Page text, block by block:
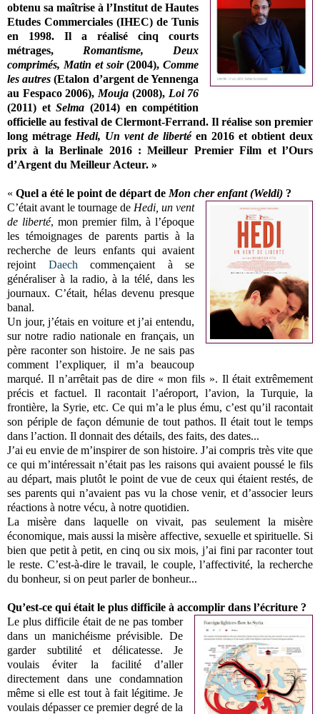
obtenu sa maîtrise à l’Institut de Hautes
Etudes Commerciales (IHEC) de Tunis
en 1998. Il a réalisé cinq courts
métrages, Romantisme, Deux
comprimés, Matin et soir(2004),Comme
les autres(Etalon d’argent de Yennenga
au Fespaco 2006), Mouja (2008), Loi 76
(2011) etSelma (2014) en compétition
officielle au festival de Clermont-Ferrand. Il réalise son premier
long métrage Hedi, Un vent de libertéen 2016 et obtient deux
prix à la Berlinale 2016 : Meilleur Premier Film et l’Ours
d’Argent du Meilleur Acteur. »
« Quel a été le point de départ de Mon cher enfant (Weldi) ?
C’était avant le tournage de Hedi, un vent
de liberté, mon premier film, à l’époque
les témoignages de parents partis à la
recherche de leurs enfants qui avaient
rejoint Daech commençaient à se
généraliser à la radio, à la télé, dans les
journaux. C’était, hélas devenu presque
banal.
Un jour, j’étais en voiture et j’ai entendu,
sur notre radio nationale en français, un
père raconter son histoire. Je ne sais pas
comment l’expliquer, il m’a beaucoup
marqué. Il n’arrêtait pas de dire « mon fils ». Il était extrêmement
précis et factuel. Il racontait l’aéroport, l’avion, la Turquie, la
frontière, la Syrie, etc. Ce qui m’a le plus ému, c’est qu’il racontait
son périple de façon démunie de tout pathos. Il était tout le temps
dans l’action. Il donnait des détails, des faits, des dates...
J’ai eu envie de m’inspirer de son histoire. J’ai compris très vite que
ce qui m’intéressait n’était pas les raisons qui avaient poussé le fils
au départ, mais plutôt le point de vue de ceux qui étaient restés, de
ses parents qui n’avaient pas vu la chose venir, et d’associer leurs
réactions à notre vécu, à notre quotidien.
La misère dans laquelle on vivait, pas seulement la misère
économique, mais aussi la misère affective, sexuelle et spirituelle. Si
bien que petit à petit, en cinq ou six mois, j’ai fini par raconter tout
le reste. C’est-à-dire le travail, le couple, l’affectivité, la recherche
du bonheur, si on peut parler de bonheur...
Qu’est-ce qui était le plus difficile à accomplir dans l’écriture ?
Le plus difficile était de ne pas tomber
dans un manichéisme prévisible. De
garder subtilité et délicatesse. Je
voulais éviter la facilité d’aller
directement dans une condamnation
même si elle est tout à fait légitime. Je
voulais dépasser ce premier degré de la